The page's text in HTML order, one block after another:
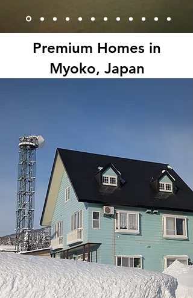
Premium Homes in
Myoko, Japan